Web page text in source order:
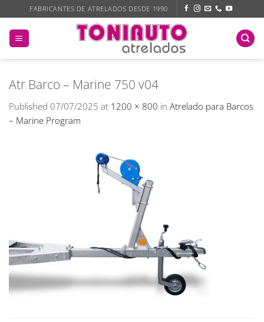
to
content
FABRICANTES DE ATRELADOS DESDE 1990
Atr Barco – Marine 750 v04
Published 07/07/2025 at 1200 × 800 in Atrelado para Barcos
– Marine Program